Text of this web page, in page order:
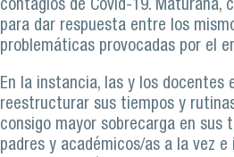
contagios de Covid-19. Maturana,
para dar respuesta entre los
problemáticas provocadas por el
En la instancia, las y los docentes
reestructurar sus tiempos y
consigo mayor sobrecarga en sus
padres y académicos/as a la vez